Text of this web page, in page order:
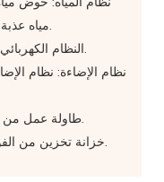
مياه عذبة ومياه صرف صحي، ومضخة مياه صغيرة.
◆ النظام الكهربائي: قاطع الدائرة، الكابلات، المقابس، إلخ.
◆ طاولة عمل من الفولاذ المقاوم للصدأ على كلا الجانبين.
◆ خزانة تخزين من الفولاذ المقاوم للصدأ أسفل طاولة العمل.